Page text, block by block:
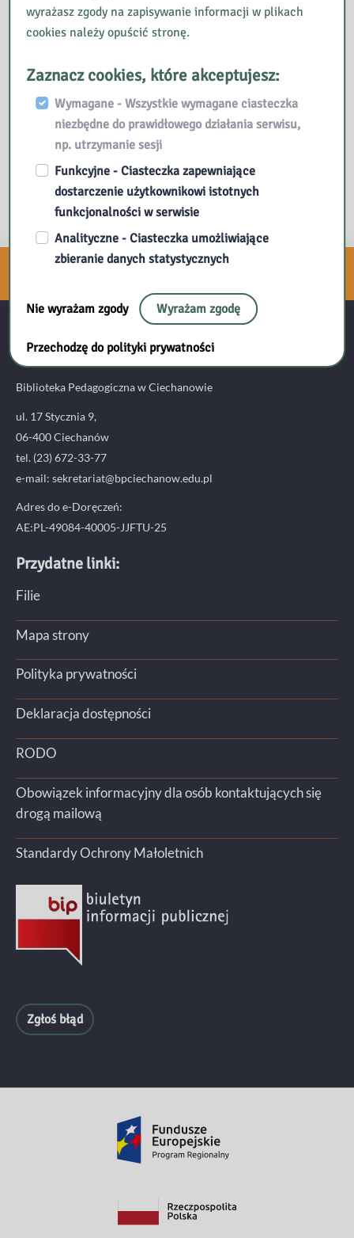
Pierwsza pomoc obowiązkiem
każdego z nas
Bezpłatnie
Autor: S2F0YXJ6eW5hIEthcmN6ZXdza2E=
Cyfrowe uzależnienia
Autor: Anna Wesołowska
Zapisz się do naszego
Kontakt:
Biblioteka Pedagogiczna w Ciechanowie
ul. 17 Stycznia 9,
06-400 Ciechanów
tel. (23) 672-33-77
e-mail: sekretariat@bpciechanow.edu.pl
Adres do e-Doręczeń:
AE:PL-49084-40005-JJFTU-25
Przydatne linki:
Filie
Mapa strony
Polityka prywatności
Deklaracja dostępności
RODO
Obowiązek informacyjny dla osób kontaktujących się
drogą mailową
Standardy Ochrony Małoletnich
Zgłoś błąd
wyrażasz zgody na zapisywanie informacji w plikach
cookies należy opuścić stronę.
Zaznacz cookies, które akceptujesz:
Wymagane - Wszystkie wymagane ciasteczka
niezbędne do prawidłowego działania serwisu,
np. utrzymanie sesji
Funkcyjne - Ciasteczka zapewniające
dostarczenie użytkownikowi istotnych
funkcjonalności w serwisie
Analityczne - Ciasteczka umożliwiające
zbieranie danych statystycznych
Nie wyrażam zgody Wyrażam zgodę
Przechodzę do polityki prywatności